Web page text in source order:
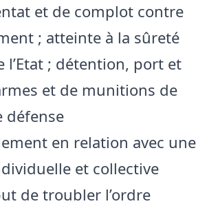
et de complot contre
; atteinte à la sûreté
l’Etat ; détention, port et
et de munitions de
défense
en relation avec une
et collective
de troubler l’ordre